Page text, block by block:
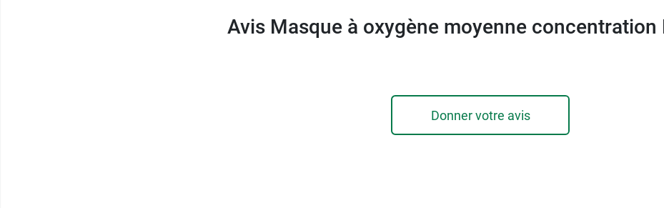
Avis Masque à oxygène moyenne concentration
Donner votre avis